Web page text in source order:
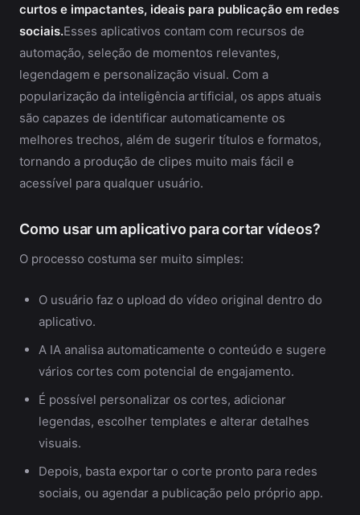
curtos e impactantes, ideais para publicação em redes
sociais.Esses aplicativos contam com recursos de
automação, seleção de momentos relevantes,
legendagem e personalização visual. Com a
popularização da inteligência artificial, os apps atuais
são capazes de identificar automaticamente os
melhores trechos, além de sugerir títulos e formatos,
tornando a produção de clipes muito mais fácil e
acessível para qualquer usuário.
Como usar um aplicativo para cortar vídeos?
O processo costuma ser muito simples:
O usuário faz o upload do vídeo original dentro do
aplicativo.
A IA analisa automaticamente o conteúdo e sugere
vários cortes com potencial de engajamento.
É possível personalizar os cortes, adicionar
legendas, escolher templates e alterar detalhes
visuais.
Depois, basta exportar o corte pronto para redes
sociais, ou agendar a publicação pelo próprio app.